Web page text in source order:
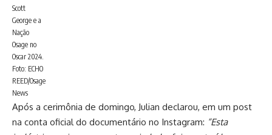
Scott
George e a
Nação
Osage no
Oscar 2024.
Foto: ECHO
REED/Osage
News
Após a cerimônia de domingo, Julian declarou, em um post
na conta oficial do documentário no Instagram: “Esta